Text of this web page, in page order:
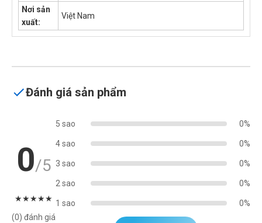
Nơi sản
xuất:
Việt Nam
Đánh giá sản phẩm
0/5
★★★★★
(0) đánh giá
5 sao 0%
4 sao 0%
3 sao 0%
2 sao 0%
1 sao 0%